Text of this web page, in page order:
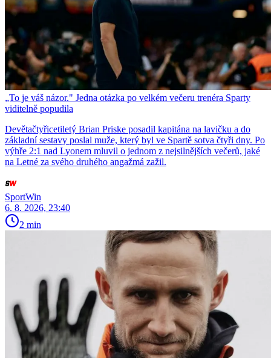
„To je váš názor." Jedna otázka po velkém večeru trenéra Sparty
viditelně popudila
Devětačtyřicetiletý Brian Priske posadil kapitána na lavičku a do
základní sestavy poslal muže, který byl ve Spartě sotva čtyři dny. Po
výhře 2:1 nad Lyonem mluvil o jednom z nejsilnějších večerů, jaké
na Letné za svého druhého angažmá zažil.
SportWin
6. 8. 2026, 23:40
2 min